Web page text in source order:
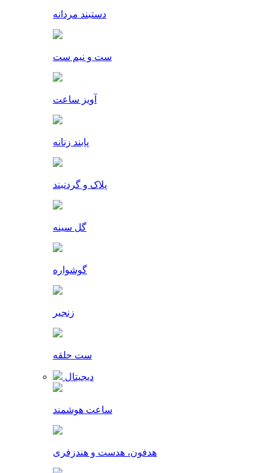
دستبند مردانه
ست و نیم ست
آویز ساعت
پابند زنانه
پلاک و گردنبند
گل سینه
گوشواره
زنجیر
ست حلقه
دیجیتال
ساعت هوشمند
هدفون، هدست و هندزفری